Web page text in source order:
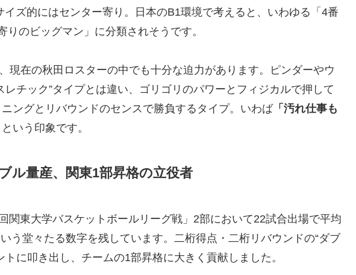
イズ的にはセンター寄り。日本のB1環境で考えると、いわゆる「4番
りのビッグマン」に分類されそうです。
現在の秋田ロスターの中でも十分な迫力があります。ピンダーやウ
レチック”タイプとは違い、ゴリゴリのパワーとフィジカルで押して
ングとリバウンドのセンスで勝負するタイプ。いわば「汚れ仕事も
という印象です。
ル量産、関東1部昇格の立役者
関東大学バスケットボールリーグ戦」2部において22試合出場で平均
う堂々たる数字を残しています。二桁得点・二桁リバウンドの“ダブ
に叩き出し、チームの1部昇格に大きく貢献しました。